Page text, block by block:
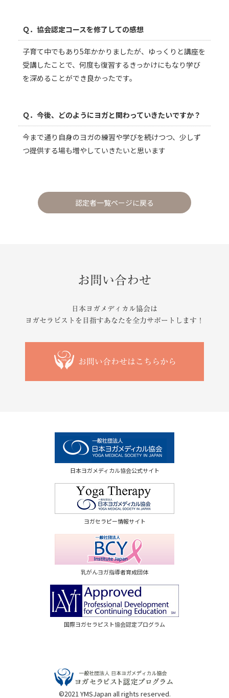
Ｑ．協会認定コースを修了しての感想
子育て中でもあり5年かかりましたが、ゆっくりと講座を
受講したことで、何度も復習するきっかけにもなり学び
を深めることができ良かったです。
Ｑ．今後、どのようにヨガと関わっていきたいですか？
今まで通り自身のヨガの練習や学びを続けつつ、少しず
つ提供する場も増やしていきたいと思います
認定者一覧ページに戻る
お問い合わせ
日本ヨガメディカル協会は
ヨガセラピストを目指すあなたを 全力サポートします！
お問い合わせはこちらから
日本ヨガメディカル協会公式サイト
ヨガセラピー情報サイト
乳がんヨガ指導者育成団体
国際ヨガセラピスト協会認定プログラム
©2021 YMSJapan all rights reserved.